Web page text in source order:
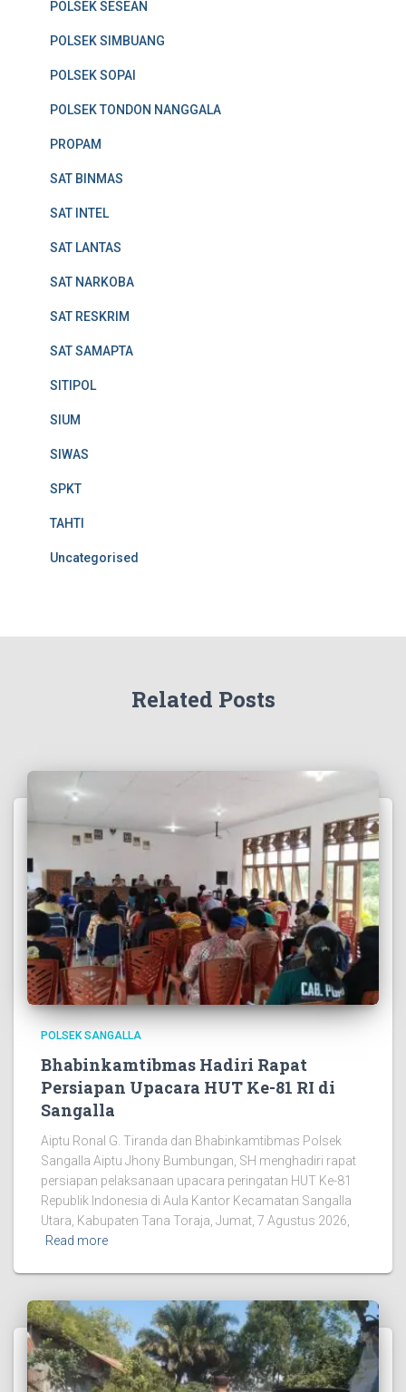
POLSEK SESEAN
POLSEK SIMBUANG
POLSEK SOPAI
POLSEK TONDON NANGGALA
PROPAM
SAT BINMAS
SAT INTEL
SAT LANTAS
SAT NARKOBA
SAT RESKRIM
SAT SAMAPTA
SITIPOL
SIUM
SIWAS
SPKT
TAHTI
Uncategorised
Related Posts
POLSEK SANGALLA
Bhabinkamtibmas Hadiri Rapat
Persiapan Upacara HUT Ke-81 RI di
Sangalla
Aiptu Ronal G. Tiranda dan Bhabinkamtibmas Polsek
Sangalla Aiptu Jhony Bumbungan, SH menghadiri rapat
persiapan pelaksanaan upacara peringatan HUT Ke-81
Republik Indonesia di Aula Kantor Kecamatan Sangalla
Utara, Kabupaten Tana Toraja, Jumat, 7 Agustus 2026,
Read more